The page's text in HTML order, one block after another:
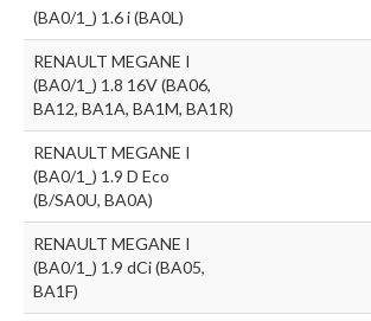
(BA0/1_) 1.6 i (BA0L)
RENAULT MEGANE I
(BA0/1_) 1.8 16V (BA06,
BA12, BA1A, BA1M, BA1R)
RENAULT MEGANE I
(BA0/1_) 1.9 D Eco
(B/SA0U, BA0A)
RENAULT MEGANE I
(BA0/1_) 1.9 dCi (BA05,
BA1F)